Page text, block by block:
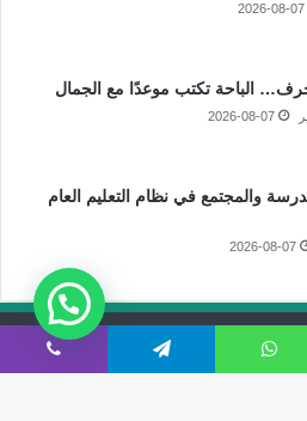
2026-08-07
الباحة تكتب موعدًا مع الجمال
2026-08-07
والمجتمع في نظام التعليم العام
2026-08-07
لموقع صحيفة مكة الإلكترونية
تيلقرام ڤايبر